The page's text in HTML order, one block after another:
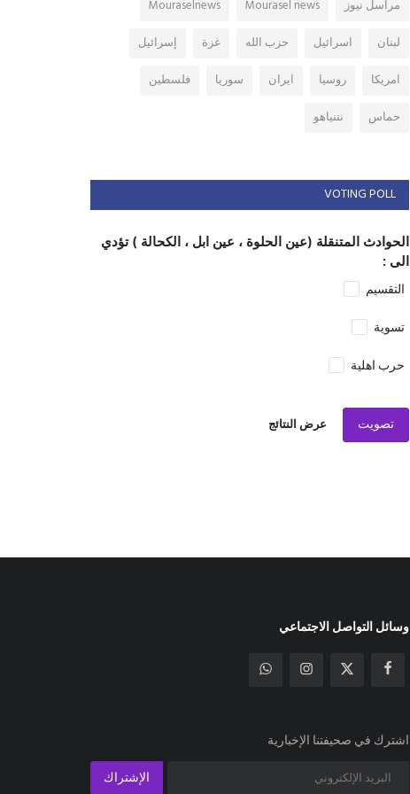
مراسل نيوز Mourasel news
Mouraselnews
لبنان
اسرائيل حزب الله غزة
إسرائيل
امريكا
روسيا ايران سوريا
فلسطين
حماس
نتنياهو
VOTING POLL
الحوادث المتنقلة (عين الحلوة ، عين ابل ، الكحالة ) تؤدي
الى :
التقسيم
تسوية
حرب اهلية
تصويت عرض النتائج
وسائل التواصل الاجتماعي
اشترك في صحيفتنا الإخبارية
الإشتراك